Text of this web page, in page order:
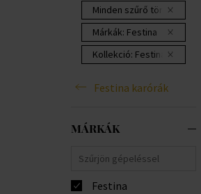
Minden szűrő törlése
Márkák: Festina
Kollekció: Festina Swiss
Festina karórák
MÁRKÁK
Festina